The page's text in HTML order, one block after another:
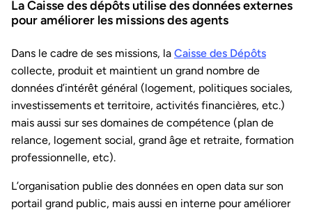
La Caisse des dépôts utilise des données externes
pour améliorer les missions des agents
Dans le cadre de ses missions, la Caisse des Dépôts
collecte, produit et maintient un grand nombre de
données d’intérêt général (logement, politiques sociales,
investissements et territoire, activités financières, etc.)
mais aussi sur ses domaines de compétence (plan de
relance, logement social, grand âge et retraite, formation
professionnelle, etc).
L’organisation publie des données en open data sur son
portail grand public, mais aussi en interne pour améliorer